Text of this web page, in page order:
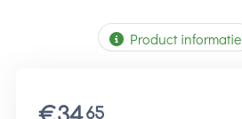
Product informatie
65